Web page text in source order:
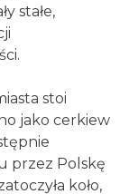
stałe,
stoi
jako cerkiew
przez Polskę
koło,